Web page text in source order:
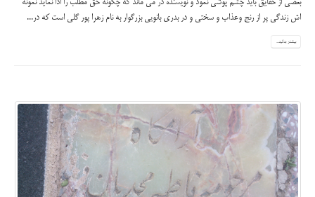
بعضی از حقایق باید چشم پوشی نمود و نویسنده در می ماند که چگونه حق مطلب را ادا نماید نمونه
اش زندگی پر از رنج وعذاب و سختی و در بدری بانویی بزرگوار به نام زهرا پور گلی است که در...
بیشتر بدانید...